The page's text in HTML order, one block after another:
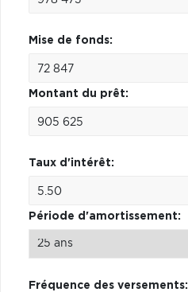
Mise de fonds:
Montant du prêt:
Taux d'intérêt:
Période d'amortissement:
Fréquence des versements: